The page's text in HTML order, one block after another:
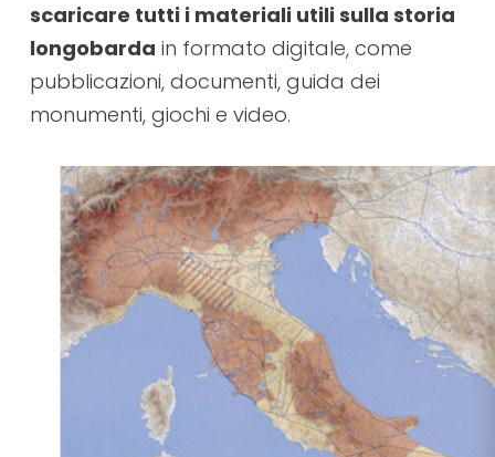
scaricare tutti i materiali utili sulla storia
longobarda in formato digitale, come
pubblicazioni, documenti, guida dei
monumenti, giochi e video.